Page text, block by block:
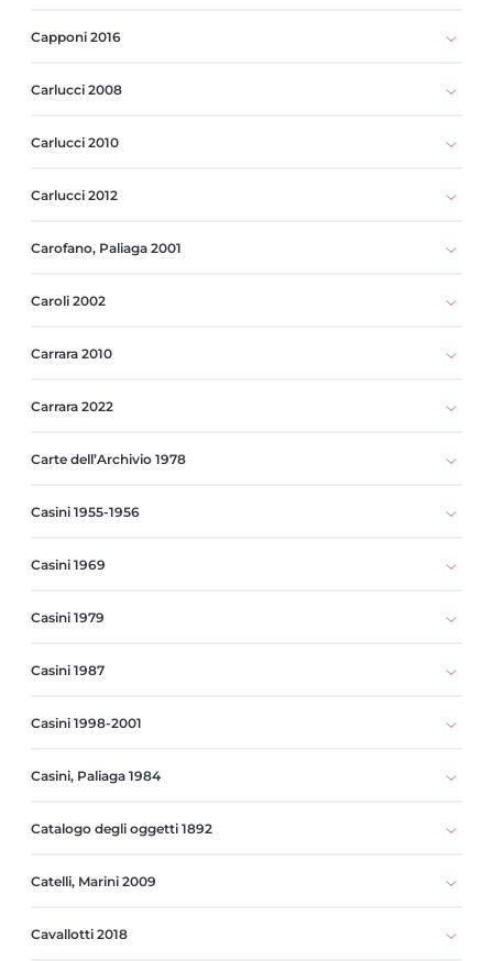
Capponi 2016
Carlucci 2008
Carlucci 2010
Carlucci 2012
Carofano, Paliaga 2001
Caroli 2002
Carrara 2010
Carrara 2022
Carte dell’Archivio 1978
Casini 1955-1956
Casini 1969
Casini 1979
Casini 1987
Casini 1998-2001
Casini, Paliaga 1984
Catalogo degli oggetti 1892
Catelli, Marini 2009
Cavallotti 2018